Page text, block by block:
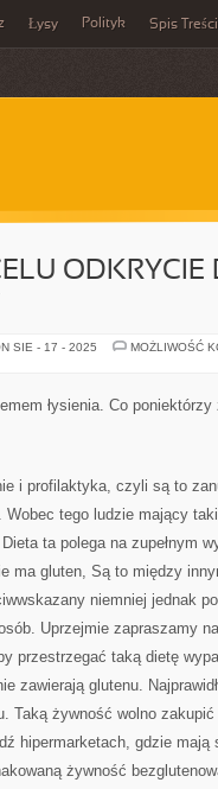
Łysy Polityk Spis Treści
ODKRYCIE
SIE - 17 - 2025
MOŻLIWOŚĆ
łysienia. Co
i profilaktyka, czyli są to
Wobec tego ludzie mający
ta polega na zupełnym
ma gluten, Są to między
niemniej jednak
Uprzejmie zapraszamy
przestrzegać taką dietę
zawierają glutenu.
Taką żywność wolno
hipermarketach, gdzie
żywność